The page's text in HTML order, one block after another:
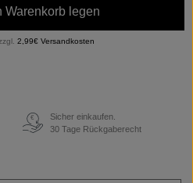
Warenkorb legen
2,99€ Versandkosten
€
Sicher einkaufen.
30 Tage Rückgaberecht